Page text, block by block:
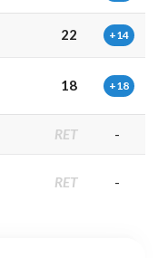
22 +14
18 +18
RET -
RET -